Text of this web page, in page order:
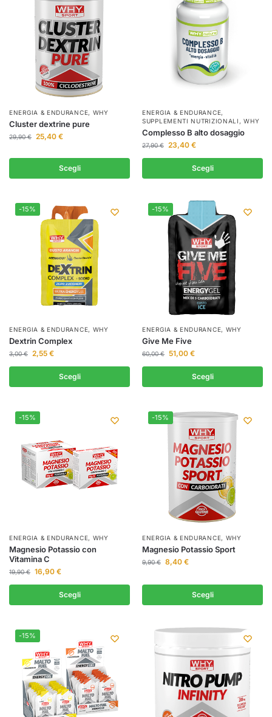
ENERGIA & ENDURANCE, WHY
Cluster dextrine pure
29,90€ 25,40 €
Scegli
ENERGIA & ENDURANCE,
SUPPLEMENTI NUTRIZIONALI ,WHY
Complesso B alto dosaggio
27,90€ 23,40 €
Scegli
-15%
ENERGIA & ENDURANCE, WHY
Dextrin Complex
3,00€ 2,55 €
Scegli
-15%
ENERGIA & ENDURANCE, WHY
Give Me Five
60,00€ 51,00 €
Scegli
-15%
ENERGIA & ENDURANCE, WHY
Magnesio Potassio con
Vitamina C
19,90€ 16,90 €
Scegli
-15%
ENERGIA & ENDURANCE, WHY
Magnesio Potassio Sport
9,90€ 8,40 €
Scegli
-15%